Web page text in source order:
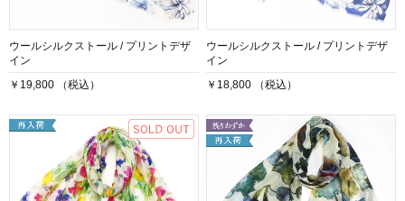
ウールシルクストール / プリントデザ
イン
￥19,800 （税込）
ウールシルクストール / プリントデザ
イン
￥18,800 （税込）